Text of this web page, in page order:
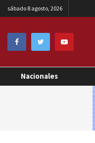
sábado 8 agosto, 2026
Nacionales